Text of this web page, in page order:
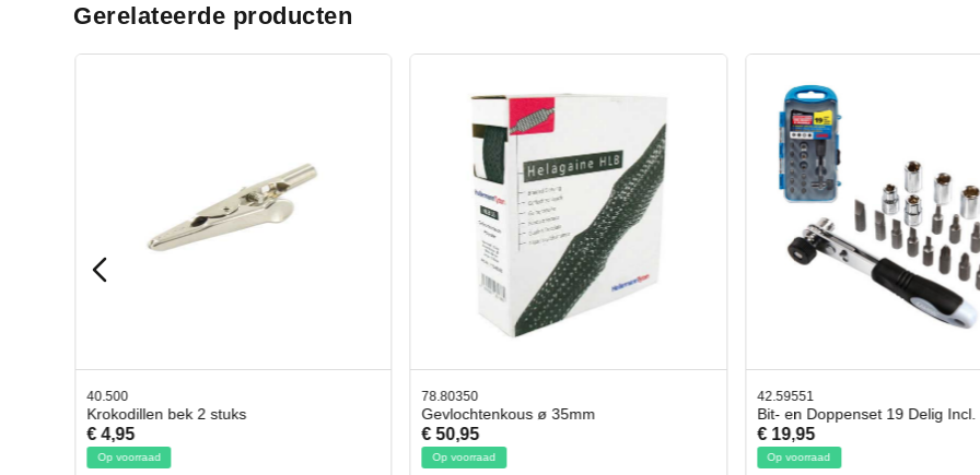
Gerelateerde producten
40.500
Krokodillen bek 2 stuks
€ 4,95
Op voorraad
78.80350
Gevlochtenkous ø 35mm
€ 50,95
Op voorraad
42.59551
Bit- en Doppenset 19 Delig Incl.
€ 19,95
Op voorraad